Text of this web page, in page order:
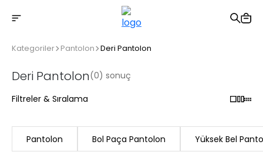
2500 TL üzeri ücretsiz kargo
Kategoriler Pantolon Deri Pantolon
Deri Pantolon(0) sonuç
Filtreler & Sıralama
Pantolon Bol Paça Pantolon Yüksek Bel